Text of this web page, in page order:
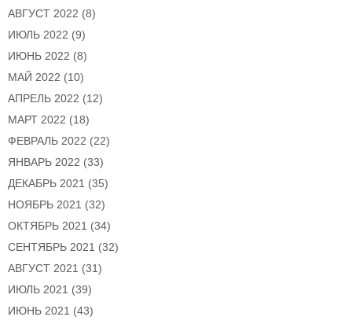
АВГУСТ 2022 (8)
ИЮЛЬ 2022 (9)
ИЮНЬ 2022 (8)
МАЙ 2022 (10)
АПРЕЛЬ 2022 (12)
МАРТ 2022 (18)
ФЕВРАЛЬ 2022 (22)
ЯНВАРЬ 2022 (33)
ДЕКАБРЬ 2021 (35)
НОЯБРЬ 2021 (32)
ОКТЯБРЬ 2021 (34)
СЕНТЯБРЬ 2021 (32)
АВГУСТ 2021 (31)
ИЮЛЬ 2021 (39)
ИЮНЬ 2021 (43)